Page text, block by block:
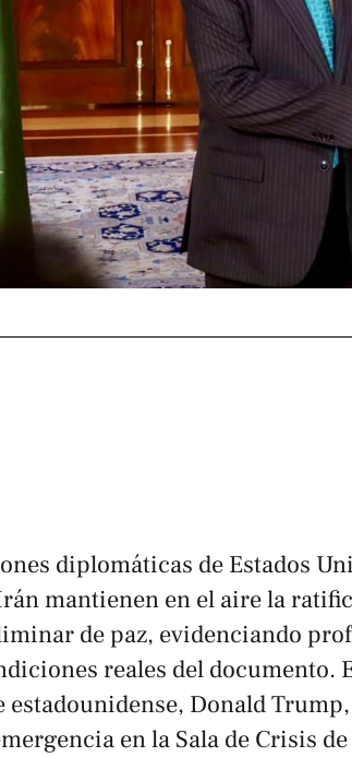
diplomáticas de Estados
mantienen en el aire la
de paz, evidenciando
reales del documento.
estadounidense, Donald
en la Sala de Crisis